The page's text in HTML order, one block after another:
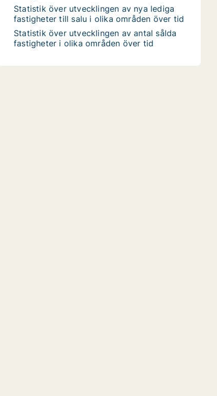
Statistik över utvecklingen av nya lediga
fastigheter till salu i olika områden över tid
Statistik över utvecklingen av antal sålda
fastigheter i olika områden över tid